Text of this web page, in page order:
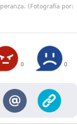
(Fotografía por:
0 0